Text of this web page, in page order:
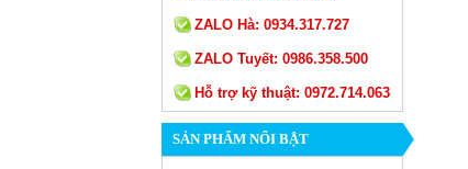
ZALO Hà: 0934.317.727
ZALO Tuyết: 0986.358.500
Hỗ trợ kỹ thuật: 0972.714.063
SẢN PHẨM NỔI BẬT